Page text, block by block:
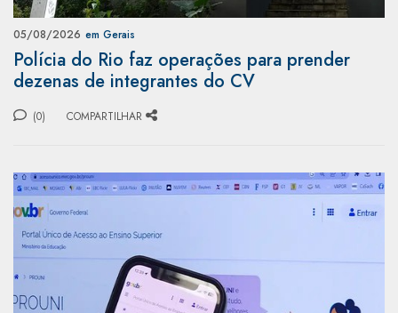
05/08/2026 em Gerais
Polícia do Rio faz operações para prender
dezenas de integrantes do CV
(0) COMPARTILHAR